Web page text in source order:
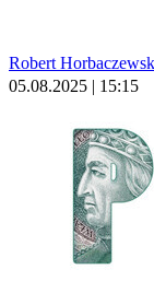
Robert
05.08.2025 | 15:15